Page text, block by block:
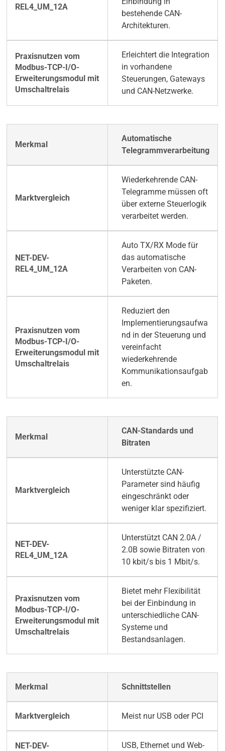
bestehende CAN-
Architekturen.
Erleichtert die Integration
in vorhandene
Steuerungen, Gateways
und CAN-Netzwerke.
Automatische
Telegrammverarbeitung
Wiederkehrende CAN-
Telegramme müssen oft
über externe Steuerlogik
verarbeitet werden.
Auto TX/RX Mode für
das automatische
Verarbeiten von CAN-
Paketen.
Reduziert den
Implementierungsaufwa
nd in der Steuerung und
vereinfacht
wiederkehrende
Kommunikationsaufgab
en.
CAN-Standards und
Bitraten
Unterstützte CAN-
Parameter sind häufig
eingeschränkt oder
weniger klar spezifiziert.
Unterstützt CAN 2.0A /
2.0B sowie Bitraten von
10 kbit/s bis 1 Mbit/s.
Bietet mehr Flexibilität
bei der Einbindung in
unterschiedliche CAN-
Systeme und
Bestandsanlagen.
Schnittstellen
Meist nur USB oder PCI
USB, Ethernet und Web-